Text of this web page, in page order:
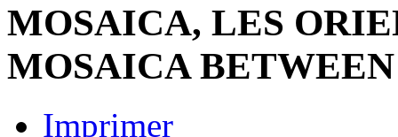
MOSAICA, LES
MOSAICA
Imprimer